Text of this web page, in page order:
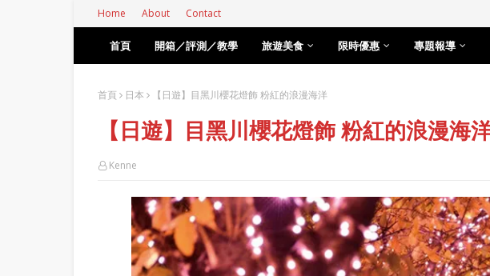
Home About Contact
首頁 開箱／評測／教學 旅遊美食 限時優惠 專題報導
首頁 日本 【日遊】目黑川櫻花燈飾 粉紅的浪漫海洋
【日遊】目黑川櫻花燈飾 粉紅的浪漫海
Kenne